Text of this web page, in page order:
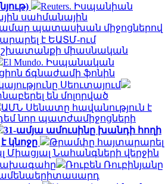
Reuters. Իսպանիան
սահմանային
պատասխան միջոցներով
է ԵԱՏՄ-ում
միասնական
El Mundo. Իսպանական
ճգնաժամի ֆոնին
Սեուտայում
են մոլորված
ԱՄՆ Սենատը հավանություն է
նոր պատժամիջոցների
31-ամյա ամուսինը խանդի հողի
կնոջը
Թրամփը հայտարարել
Միացյալ Նահանգների վերջին
Ռուբեն Ռուբինյանը
ամենաերիտասարդ